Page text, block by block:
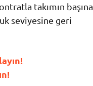
takımın başına
seviyesine geri